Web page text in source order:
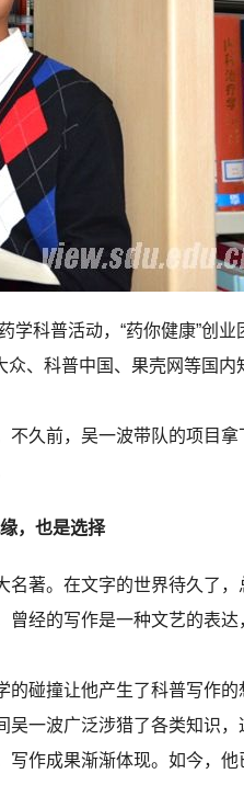
科普活动，“药你健康”创业
、科普中国、果壳网等国内
久前，吴一波带队的项目拿
，也是选择
著。在文字的世界待久了，
经的写作是一种文艺的表
碰撞让他产生了科普写作的
一波广泛涉猎了各类知识
作成果渐渐体现。如今，他